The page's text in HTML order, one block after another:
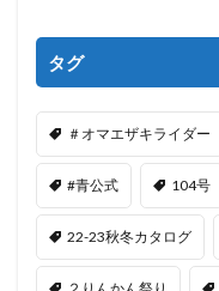
タグ
＃オマエザキライダー
#青公式 104号
22-23秋冬カタログ